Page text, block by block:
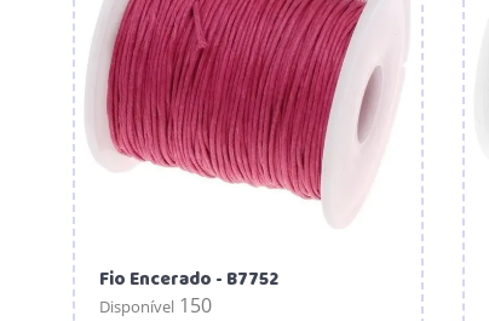
Fio Encerado - B7752
Disponível 150